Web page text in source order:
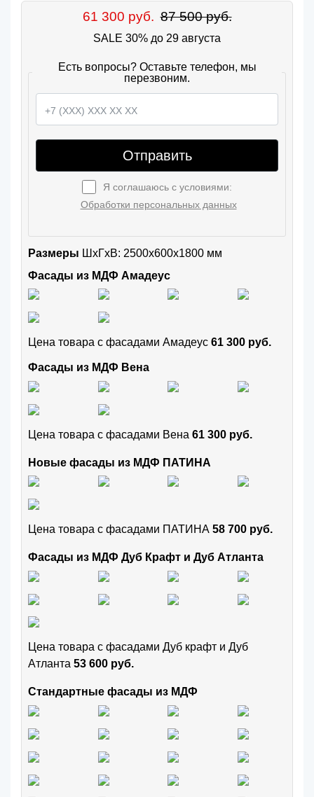
61 300 руб. 87 500 руб.
SALE 30% до 29 августа
Есть вопросы? Оставьте телефон, мы
перезвоним.
Отправить
Я соглашаюсь с условиями:
Обработки персональных данных
Размеры ШxГхВ: 2500x600x1800 мм
Фасады из МДФ Амадеус
Цена товара с фасадами Амадеус 61 300 руб.
Фасады из МДФ Вена
Цена товара с фасадами Вена 61 300 руб.
Новые фасады из МДФ ПАТИНА
Цена товара с фасадами ПАТИНА 58 700 руб.
Фасады из МДФ Дуб Крафт и Дуб Атланта
Цена товара с фасадами Дуб крафт и Дуб
Атланта 53 600 руб.
Стандартные фасады из МДФ